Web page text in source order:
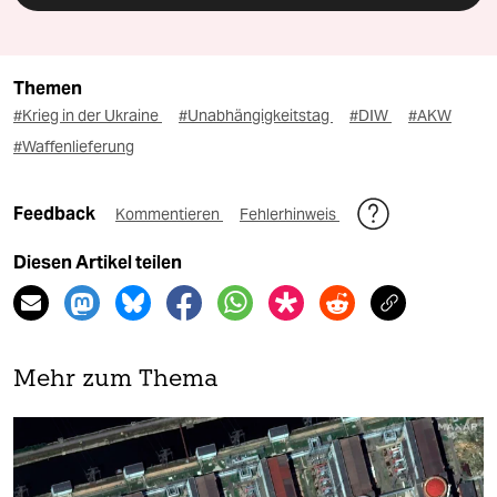
Themen
#Krieg in der Ukraine #Unabhängigkeitstag #DIW
#AKW
#Waffenlieferung
Feedback Kommentieren Fehlerhinweis
Diesen Artikel teilen
Mehr zum Thema